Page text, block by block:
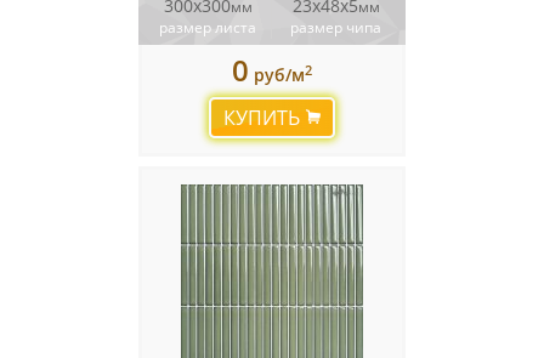
300x300мм
размер листа
23х48x5мм
размер чипа
0 руб/м2
КУПИТЬ